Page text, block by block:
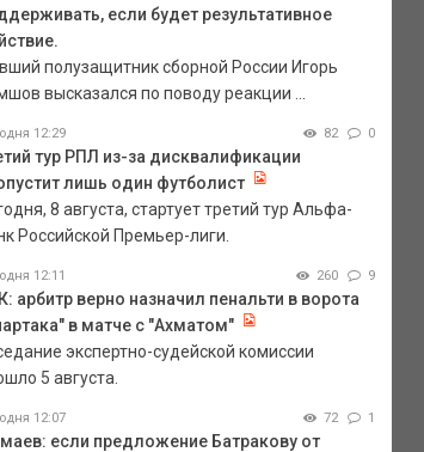
если будет результативное
полузащитник сборной России Игорь
высказался по поводу реакции ...
12:29 82 0
тур РПЛ из-за дисквалификации
лишь один футболист
8 августа, стартует третий тур Альфа-
Российской Премьер-лиги.
12:11 260 9
арбитр верно назначил пенальти в ворота
в матче с "Ахматом"
экспертно-судейской комиссии
5 августа.
12:07 72 1
если предложение Батракову от